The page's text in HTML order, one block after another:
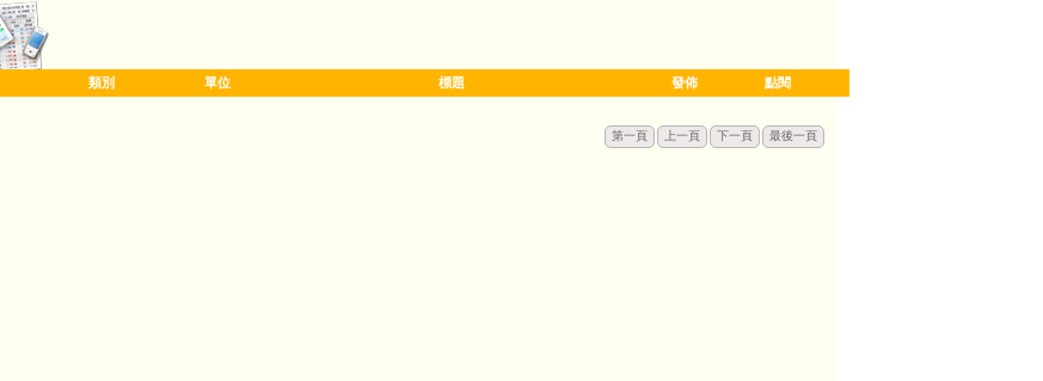
類別 單位 標題 發佈 點閱
第一頁 上一頁 下一頁 最後一頁